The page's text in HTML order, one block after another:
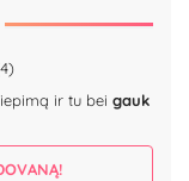
ir tu bei gauk